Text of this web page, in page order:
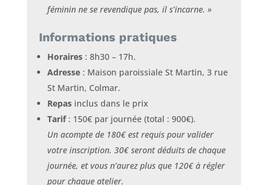
féminin ne se revendique pas, il s’incarne. »
Informations pratiques
Horaires: 8h30 – 17h.
Adresse: Maison paroissiale St Martin, 3 rue
St Martin, Colmar.
Repasinclus dans le prix
Tarif: 150€ par journée (total : 900€).
Un acompte de 180€ est requis pour valider
votre inscription. 30€ seront déduits de chaque
journée, et vous n’aurez plus que 120€ à régler
pour chaque atelier.